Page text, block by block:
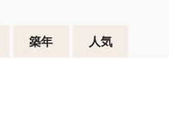
築年 人気